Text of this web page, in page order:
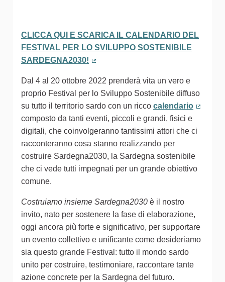
CLICCA QUI E SCARICA IL CALENDARIO DEL
FESTIVAL PER LO SVILUPPO SOSTENIBILE
SARDEGNA2030!
Dal 4 al 20 ottobre 2022 prenderà vita un vero e
proprio Festival per lo Sviluppo Sostenibile diffuso
su tutto il territorio sardo con un ricco calendario
composto da tanti eventi, piccoli e grandi, fisici e
digitali, che coinvolgeranno tantissimi attori che ci
racconteranno cosa stanno realizzando per
costruire Sardegna2030, la Sardegna sostenibile
che ci vede tutti impegnati per un grande obiettivo
comune.
Costruiamo insieme Sardegna2030 è il nostro
invito, nato per sostenere la fase di elaborazione,
oggi ancora più forte e significativo, per supportare
un evento collettivo e unificante come desideriamo
sia questo grande Festival: tutto il mondo sardo
unito per costruire, testimoniare, raccontare tante
azione concrete per la Sardegna del futuro.